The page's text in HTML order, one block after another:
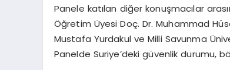
Panele katılan diğer konuşmacılar
Öğretim Üyesi Doç. Dr. Muhammad
Mustafa Yurdakul ve Milli Savunma
Panelde Suriye’deki güvenlik durumu,